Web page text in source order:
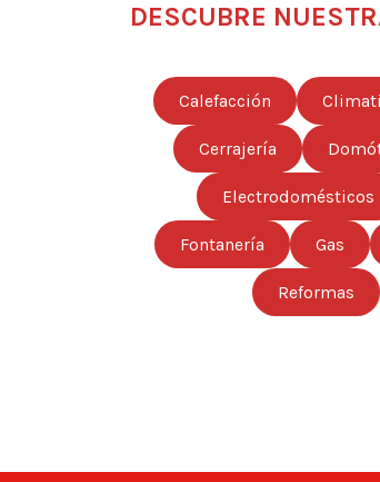
DESCUBRE
Calefacción
Cerrajería
Electrodomésticos
Fontanería Gas
Reformas